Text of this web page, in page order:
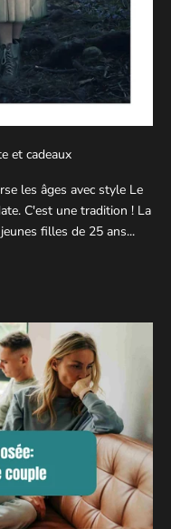
et cadeaux
les âges avec style Le
C'est une tradition ! La
filles de 25 ans...